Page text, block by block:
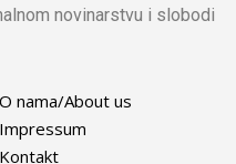
novinarstvu i slobodi
O nama/About us
Impressum
Kontakt